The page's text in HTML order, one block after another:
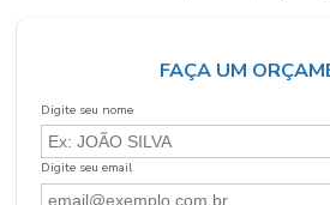
FAÇA UM
Digite seu nome
Digite seu email